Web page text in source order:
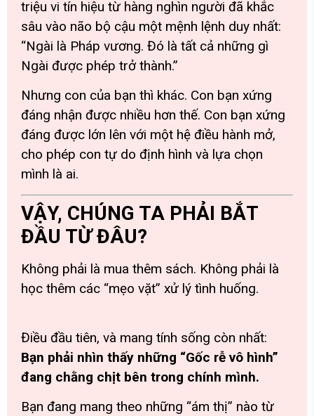
triệu vi tín hiệu từ hàng nghìn người đã khắc
sâu vào não bộ cậu một mệnh lệnh duy nhất:
“Ngài là Pháp vương. Đó là tất cả những gì
Ngài được phép trở thành.”
Nhưng con của bạn thì khác. Con bạn xứng
đáng nhận được nhiều hơn thế. Con bạn xứng
đáng được lớn lên với một hệ điều hành mở,
cho phép con tự do định hình và lựa chọn
mình là ai.
VẬY, CHÚNG TA PHẢI BẮT
ĐẦU TỪ ĐÂU?
Không phải là mua thêm sách. Không phải là
học thêm các “mẹo vặt” xử lý tình huống.
Điều đầu tiên, và mang tính sống còn nhất:
Bạn phải nhìn thấy những “Gốc rễ vô hình”
đang chằng chịt bên trong chính mình.
Bạn đang mang theo những “ám thị” nào từ